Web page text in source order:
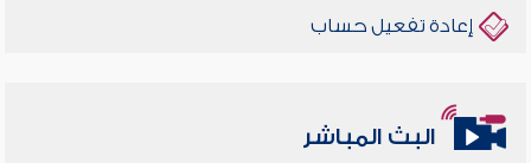
إعادة تفعيل حساب
البث المباشر